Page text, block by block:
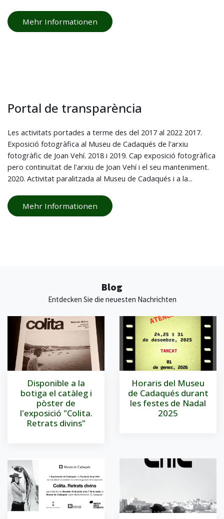
Mehr Informationen
Portal de transparència
Les activitats portades a terme des del 2017 al 2022 2017.
Exposició fotogràfica al Museu de Cadaqués de l'arxiu
fotogràfic de Joan Vehí. 2018 i 2019. Cap exposició fotogràfica
pero continuïtat de l'arxiu de Joan Vehí i el seu manteniment.
2020. Activitat paralitzada al Museu de Cadaqués i a la...
Mehr Informationen
Blog
Entdecken Sie die neuesten Nachrichten
Disponible a la
botiga el catàleg i
pòster de
l'exposició "Colita.
Retrats divins"
Horaris del Museu
de Cadaqués durant
les festes de Nadal
2025